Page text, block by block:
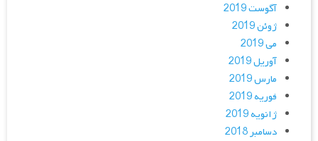
آگوست 2019
ژوئن 2019
می 2019
آوریل 2019
مارس 2019
فوریه 2019
ژانویه 2019
دسامبر 2018